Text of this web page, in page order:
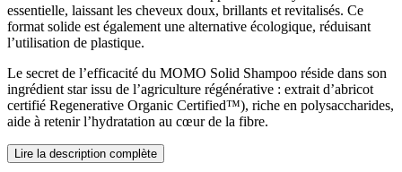
essentielle, laissant les cheveux doux, brillants et revitalisés. Ce
format solide est également une alternative écologique, réduisant
l’utilisation de plastique.
Le secret de l’efficacité du MOMO Solid Shampoo réside dans son
ingrédient star issu de l’agriculture régénérative : extrait d’abricot
certifié Regenerative Organic Certified™), riche en polysaccharides,
aide à retenir l’hydratation au cœur de la fibre.
Lire la description complète